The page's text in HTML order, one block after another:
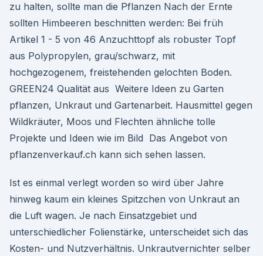
zu halten, sollte man die Pflanzen Nach der Ernte
sollten Himbeeren beschnitten werden: Bei früh
Artikel 1 - 5 von 46 Anzuchttopf als robuster Topf
aus Polypropylen, grau/schwarz, mit
hochgezogenem, freistehenden gelochten Boden.
GREEN24 Qualität aus Weitere Ideen zu Garten
pflanzen, Unkraut und Gartenarbeit. Hausmittel gegen
Wildkräuter, Moos und Flechten ähnliche tolle
Projekte und Ideen wie im Bild Das Angebot von
pflanzenverkauf.ch kann sich sehen lassen.
Ist es einmal verlegt worden so wird über Jahre
hinweg kaum ein kleines Spitzchen von Unkraut an
die Luft wagen. Je nach Einsatzgebiet und
unterschiedlicher Folienstärke, unterscheidet sich das
Kosten- und Nutzverhältnis. Unkrautvernichter selber